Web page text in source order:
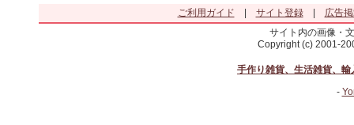
ご利用ガイド サイト登録|
広告
サイト内の画像・
Copyright (c) 2001-
手作り雑貨、生活雑貨、
-